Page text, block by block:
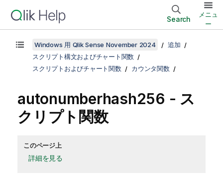
Search
メニュ
ー
Windows 用 Qlik Sense November 2024
追加
スクリプト構文およびチャート関数
スクリプトおよびチャート関数
カウンタ関数
autonumberhash256 - ス
クリプト関数
このページ上
詳細を見る